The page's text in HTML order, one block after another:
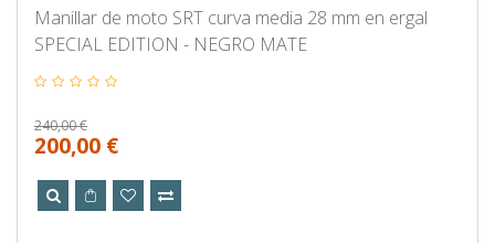
Manillar de moto SRT curva media 28 mm en ergal
SPECIAL EDITION - NEGRO MATE
240,00 €
200,00 €